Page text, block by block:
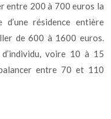
entre 200 à 700 euros la
d’une résidence entière
de 600 à 1600 euros.
voire 10 à 15
entre 70 et 110